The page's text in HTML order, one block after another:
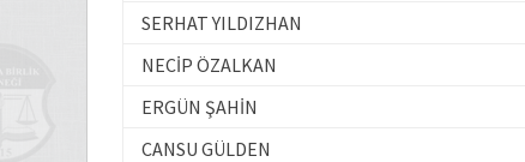
SERHAT YILDIZHAN
NECİP ÖZALKAN
ERGÜN ŞAHİN
CANSU GÜLDEN